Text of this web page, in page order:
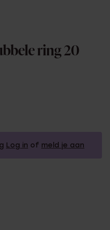
ring 20
Log in of meld je aan